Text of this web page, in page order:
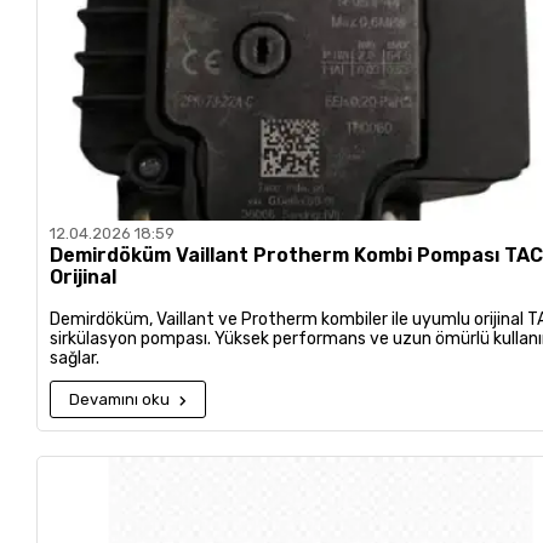
12.04.2026 18:59
Demirdöküm Vaillant Protherm Kombi Pompası
Orijinal
Demirdöküm, Vaillant ve Protherm kombiler ile uyumlu orijinal
sirkülasyon pompası. Yüksek performans ve uzun ömürlü
sağlar.
Devamını oku